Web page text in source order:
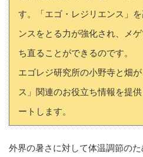
す。「エゴ・レジリエンス」
ンスをとる力が強化され、メ
ち直ることができるのです。
エゴレジ研究所の小野寺と畑
ス」関連のお役立ち情報を提
ートします。
外界の暑さに対して体温調節の